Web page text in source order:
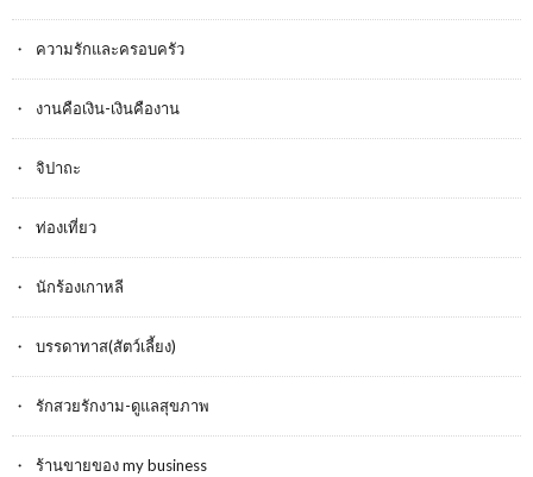
ความรักและครอบครัว
งานคือเงิน-เงินคืองาน
จิปาถะ
ท่องเที่ยว
นักร้องเกาหลี
บรรดาทาส(สัตว์เลี้ยง)
รักสวยรักงาม-ดูแลสุขภาพ
ร้านขายของ my business